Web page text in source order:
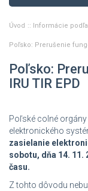
Úvod Informácie
Poľsko: Prerušenie
Poľsko:
IRU TIR EPD
Poľské colné
elektronického
zasielanie
sobotu, dňa 14. 11.
času.
Z tohto dôvodu